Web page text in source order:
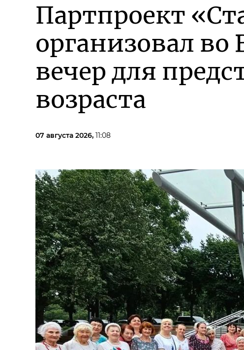
Партпроект
организовал
вечер для
возраста
07 августа 2026, 11:08